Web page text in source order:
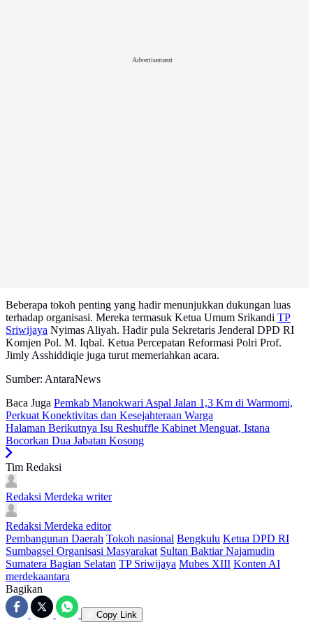
Advertisement
Beberapa tokoh penting yang hadir menunjukkan dukungan luas
terhadap organisasi. Mereka termasuk Ketua Umum Srikandi TP
Sriwijaya Nyimas Aliyah. Hadir pula Sekretaris Jenderal DPD RI
Komjen Pol. M. Iqbal. Ketua Percepatan Reformasi Polri Prof.
Jimly Asshiddiqie juga turut memeriahkan acara.
Sumber: AntaraNews
Baca Juga Pemkab Manokwari Aspal Jalan 1,3 Km di Warmomi,
Perkuat Konektivitas dan Kesejahteraan Warga
Halaman Berikutnya Isu Reshuffle Kabinet Menguat, Istana
Bocorkan Dua Jabatan Kosong
Tim Redaksi
Redaksi Merdeka writer
Redaksi Merdeka editor
Pembangunan Daerah Tokoh nasional Bengkulu Ketua DPD RI
Sumbagsel Organisasi Masyarakat Sultan Baktiar Najamudin
Sumatera Bagian Selatan TP Sriwijaya Mubes XIII Konten AI
merdekaantara
Bagikan
Copy Link